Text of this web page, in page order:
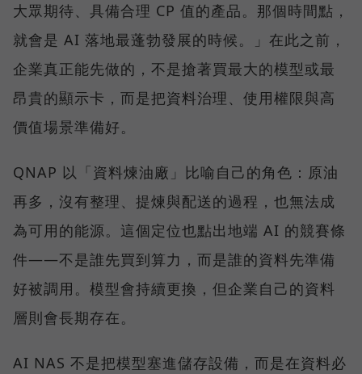
大眾期待、具備合理 CP 值的產品。那個時間點，
就會是 AI 落地最蓬勃發展的時候。」在此之前，
企業真正能先做的，不是搶著買最大的模型或最
昂貴的顯示卡，而是把資料治理、使用權限與高
價值場景準備好。
QNAP 以「資料煉油廠」比喻自己的角色：原油
再多，沒有整理、提煉與配送的過程，也無法成
為可用的能源。這個定位也點出地端 AI 的競賽條
件——不是誰先買到算力，而是誰的資料先準備
好被調用。模型會持續更換，但企業自己的資料
層則會長期存在。
AI NAS 不是把模型塞進儲存設備，而是在資料必